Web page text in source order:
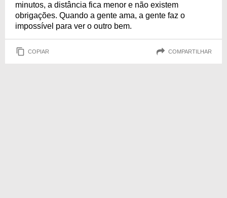
minutos, a distância fica menor e não existem
obrigações. Quando a gente ama, a gente faz o
impossível para ver o outro bem.
COPIAR COMPARTILHAR